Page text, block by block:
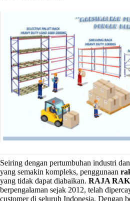
Seiring dengan pertumbuhan industri
yang semakin kompleks, penggunaan
yang tidak dapat diabaikan. RAJA
berpengalaman sejak 2012, telah
customer di seluruh Indonesia. Dengan